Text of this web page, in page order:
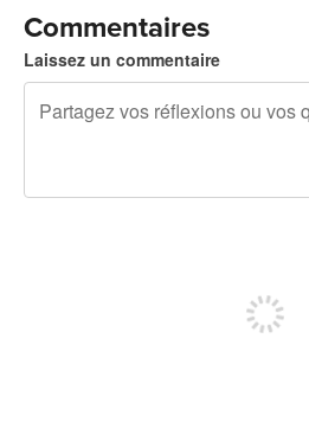
Commentaires
Laissez un commentaire